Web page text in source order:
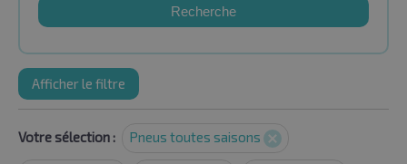
Recherche
Afficher le filtre
Votre sélection : Pneus toutes saisons